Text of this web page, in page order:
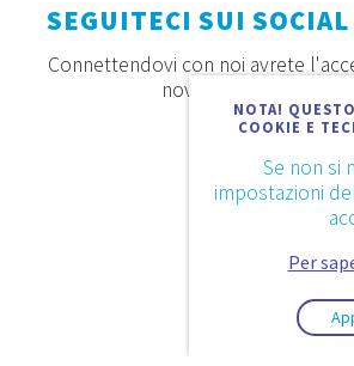
NOTA!
COOKIE E
Se non si
impostazioni
Per
SEGUITECI SUI
Connettendovi con noi avrete
novità, offerte e